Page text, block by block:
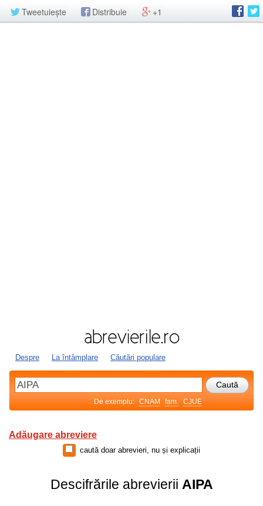
Tweetuiește Distribuie +1
Despre La întâmplare Căutări populare
De exemplu: CNAM fam. CJUE
Adăugare abreviere
caută doar abrevieri, nu și explicații
Descifrările abrevierii AIPA